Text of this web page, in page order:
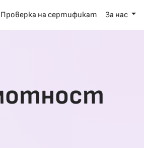
Проверка на сертификат За нас